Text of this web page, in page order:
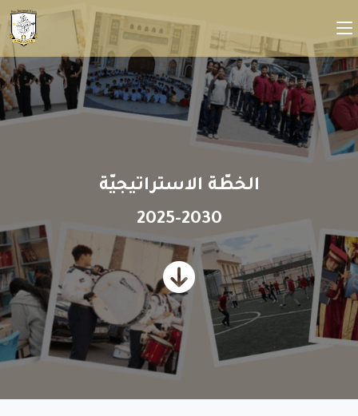
الخطّة الاستراتيجيّة
2025-2030